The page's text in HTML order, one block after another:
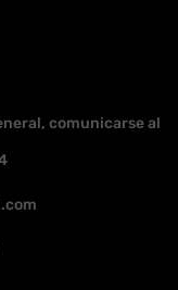
comunicarse al